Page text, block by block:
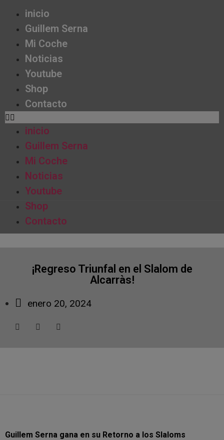
inicio
Guillem Serna
Mi Coche
Noticias
Youtube
Shop
Contacto
inicio
Guillem Serna
Mi Coche
Noticias
Youtube
Shop
Contacto
¡Regreso Triunfal en el Slalom de
Alcarràs!
enero 20, 2024
Guillem Serna gana en su Retorno a los Slaloms